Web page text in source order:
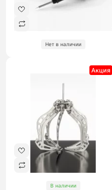
Нет в наличии
Акция
В наличии